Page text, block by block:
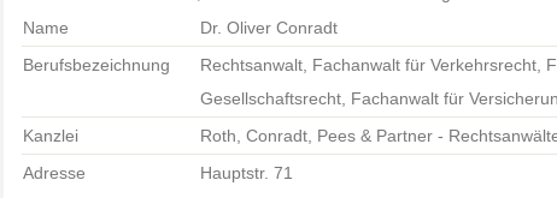
Name
Dr. Oliver Conradt
Berufsbezeichnung
Rechtsanwalt, Fachanwalt für Verkehrsrecht,
Gesellschaftsrecht, Fachanwalt für
Kanzlei
Roth, Conradt, Pees & Partner -
Adresse
Hauptstr. 71